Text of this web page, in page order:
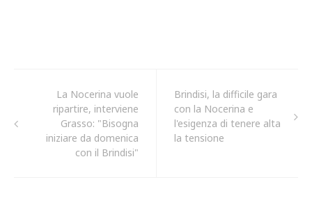
La Nocerina vuole
ripartire, interviene
Grasso: "Bisogna
iniziare da domenica
con il Brindisi"
Brindisi, la difficile gara
con la Nocerina e
l'esigenza di tenere alta
la tensione